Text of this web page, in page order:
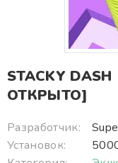
STACKY
ОТКРЫТО]
Разработчик:
Установок: